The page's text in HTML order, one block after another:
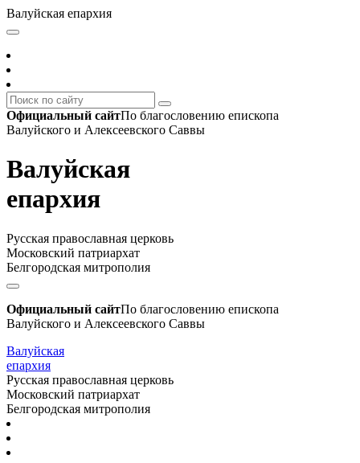
Валуйская епархия
Официальный сайтПо благословению епископа
Валуйского и Алексеевского Саввы
Валуйская
епархия
Русская православная церковь
Московский патриархат
Белгородская митрополия
Официальный сайтПо благословению епископа
Валуйского и Алексеевского Саввы
Валуйская
епархия
Русская православная церковь
Московский патриархат
Белгородская митрополия